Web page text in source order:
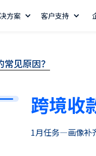
方案 客户支持
见原因？
跨境收
1月任务—画像补